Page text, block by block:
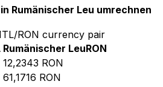
Rumänischer Leu umrechnen
RON currency pair
Rumänischer LeuRON
12,2343 RON
61,1716 RON